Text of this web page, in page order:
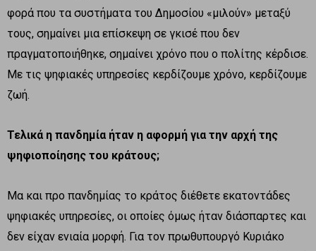
φορά που τα συστήματα του Δημοσίου «μιλούν» μεταξύ
τους, σημαίνει μια επίσκεψη σε γκισέ που δεν
πραγματοποιήθηκε, σημαίνει χρόνο που ο πολίτης κέρδισε.
Με τις ψηφιακές υπηρεσίες κερδίζουμε χρόνο, κερδίζουμε
ζωή.
Τελικά η πανδημία ήταν η αφορμή για την αρχή της
ψηφιοποίησης του κράτους;
Μα και προ πανδημίας το κράτος διέθετε εκατοντάδες
ψηφιακές υπηρεσίες, οι οποίες όμως ήταν διάσπαρτες και
δεν είχαν ενιαία μορφή. Για τον πρωθυπουργό Κυριάκο